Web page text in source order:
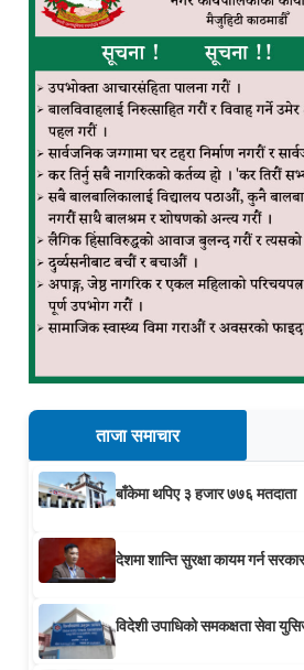
ताजा समाचार
बाँकेमा थपिए ३ हजार ७७६ मतदाता
देशमा शान्ति सुरक्षा कायम गर्न
विदेशी उपाधिको समकक्षता सेवा